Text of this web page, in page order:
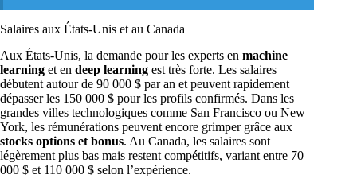
Salaires aux États-Unis et au Canada
Aux États-Unis, la demande pour les experts en machine
learning et en deep learning est très forte. Les salaires
débutent autour de 90 000 $ par an et peuvent rapidement
dépasser les 150 000 $ pour les profils confirmés. Dans les
grandes villes technologiques comme San Francisco ou New
York, les rémunérations peuvent encore grimper grâce aux
stocks options et bonus. Au Canada, les salaires sont
légèrement plus bas mais restent compétitifs, variant entre 70
000 $ et 110 000 $ selon l’expérience.